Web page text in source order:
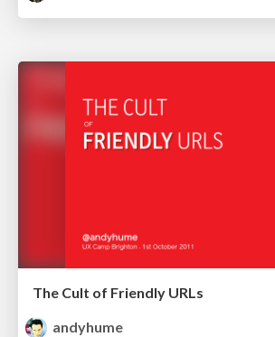
The Cult of Friendly URLs
andyhume